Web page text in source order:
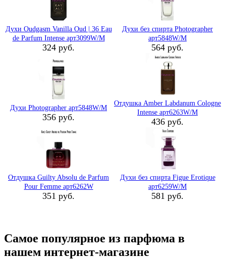
Духи Oudgasm Vanilla Oud | 36 Eau
de Parfum Intense арт3099W/M
324 руб.
Духи без спирта Photographer
арт5848W/M
564 руб.
Духи Photographer арт5848W/M
356 руб.
Отдушка Amber Labdanum Cologne
Intense арт6263W/M
436 руб.
Отдушка Guilty Absolu de Parfum
Pour Femme арт6262W
351 руб.
Духи без спирта Figue Erotique
арт6259W/M
581 руб.
Самое популярное из парфюма в
нашем интернет-магазине